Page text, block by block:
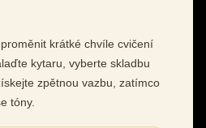
krátké chvíle cvičení
kytaru, vyberte skladbu
zpětnou vazbu, zatímco
tóny.